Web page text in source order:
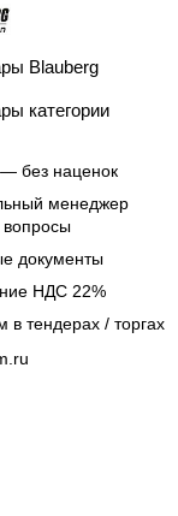
Blauberg
категории
без наценок
менеджер
вопросы
документы
НДС 22%
в тендерах / торгах